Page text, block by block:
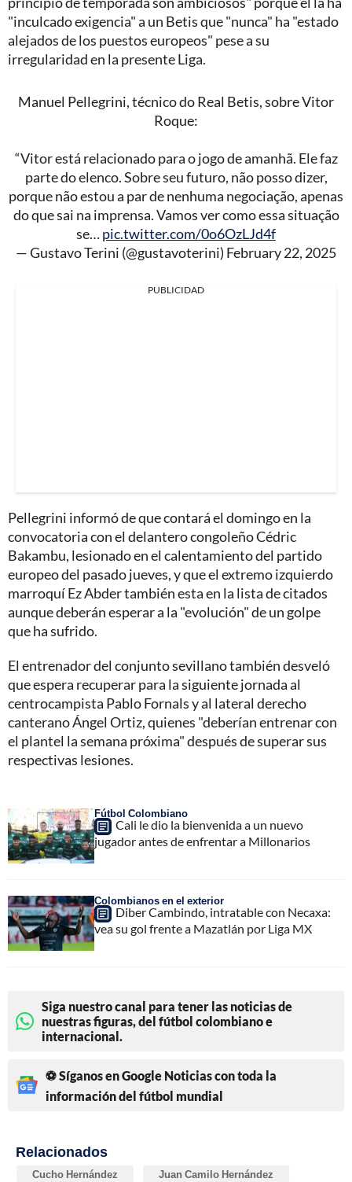
"inculcado exigencia" a un Betis que "nunca" ha "estado
alejados de los puestos europeos" pese a su
irregularidad en la presente Liga.
Manuel Pellegrini, técnico do Real Betis, sobre Vitor
Roque:
“Vitor está relacionado para o jogo de amanhã. Ele faz
parte do elenco. Sobre seu futuro, não posso dizer,
porque não estou a par de nenhuma negociação, apenas
do que sai na imprensa. Vamos ver como essa situação
se…pic.twitter.com/0o6OzLJd4f
— Gustavo Terini (@gustavoterini) February 22, 2025
PUBLICIDAD
Pellegrini informó de que contará el domingo en la
convocatoria con el delantero congoleño Cédric
Bakambu, lesionado en el calentamiento del partido
europeo del pasado jueves, y que el extremo izquierdo
marroquí Ez Abder también esta en la lista de citados
aunque deberán esperar a la "evolución" de un golpe
que ha sufrido.
El entrenador del conjunto sevillano también desveló
que espera recuperar para la siguiente jornada al
centrocampista Pablo Fornals y al lateral derecho
canterano Ángel Ortiz, quienes "deberían entrenar con
el plantel la semana próxima" después de superar sus
respectivas lesiones.
Fútbol Colombiano
Cali le dio la bienvenida a un nuevo
jugador antes de enfrentar a Millonarios
Colombianos en el exterior
Diber Cambindo, intratable con Necaxa:
vea su gol frente a Mazatlán por Liga MX
Siga nuestro canal para tener las noticias de
nuestras figuras, del fútbol colombiano e
internacional.
⚽ Síganos en Google Noticias con toda la
información del fútbol mundial
Relacionados
Cucho Hernández Juan Camilo Hernández